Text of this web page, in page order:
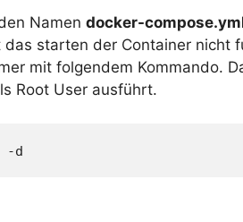
Namen docker-
starten der Container nicht
mit folgendem Kommando.
Root User ausführt.
-d